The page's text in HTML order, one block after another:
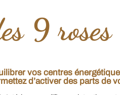
9 roses
vos centres
d’activer des parts de